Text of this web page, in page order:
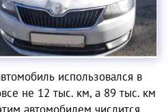
использовался в
не 12 тыс. км, а 89 тыс. км